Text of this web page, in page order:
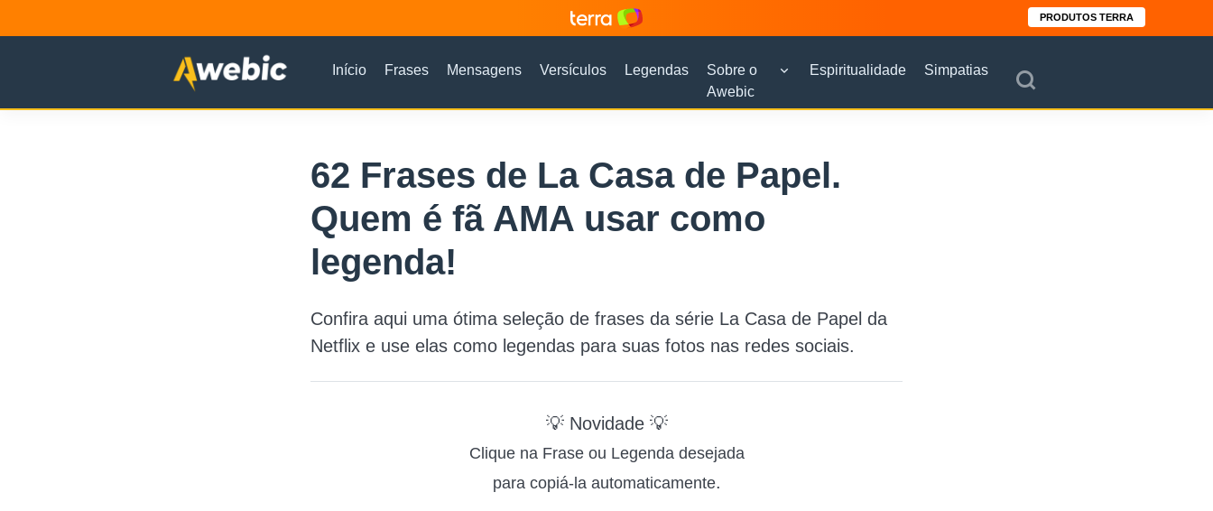
PRODUTOS TERRA
Início Frases Mensagens Versículos Legendas
Sobre o
Awebic
Espiritualidade Simpatias
62 Frases de La Casa de Papel.
Quem é fã AMA usar como
legenda!
Confira aqui uma ótima seleção de frases da série La Casa de Papel da
Netflix e use elas como legendas para suas fotos nas redes sociais.
💡 Novidade 💡
Clique na Frase ou Legenda desejada
para copiá-la automaticamente.